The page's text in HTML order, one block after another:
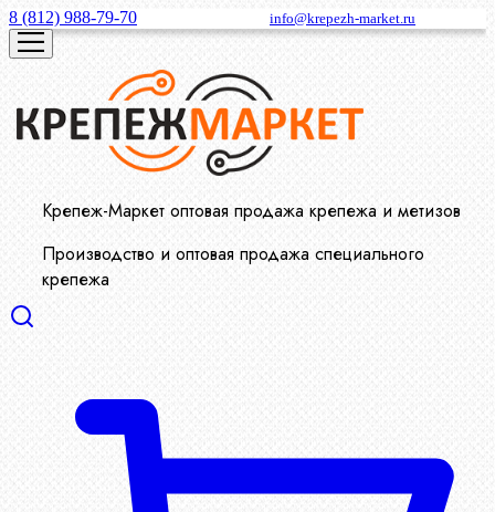
8 (812) 988-79-70 info@krepezh-market.ru
Крепеж-Маркет оптовая продажа крепежа и метизов
Производство и оптовая продажа специального
крепежа